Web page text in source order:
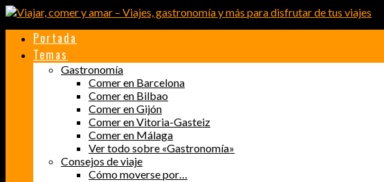
Portada
Temas
Gastronomía
Comer en Barcelona
Comer en Bilbao
Comer en Gijón
Comer en Vitoria-Gasteiz
Comer en Málaga
Ver todo sobre «Gastronomía»
Consejos de viaje
Cómo moverse por…